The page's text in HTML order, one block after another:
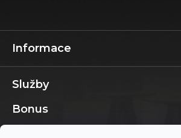
Informace
Služby
Bonus